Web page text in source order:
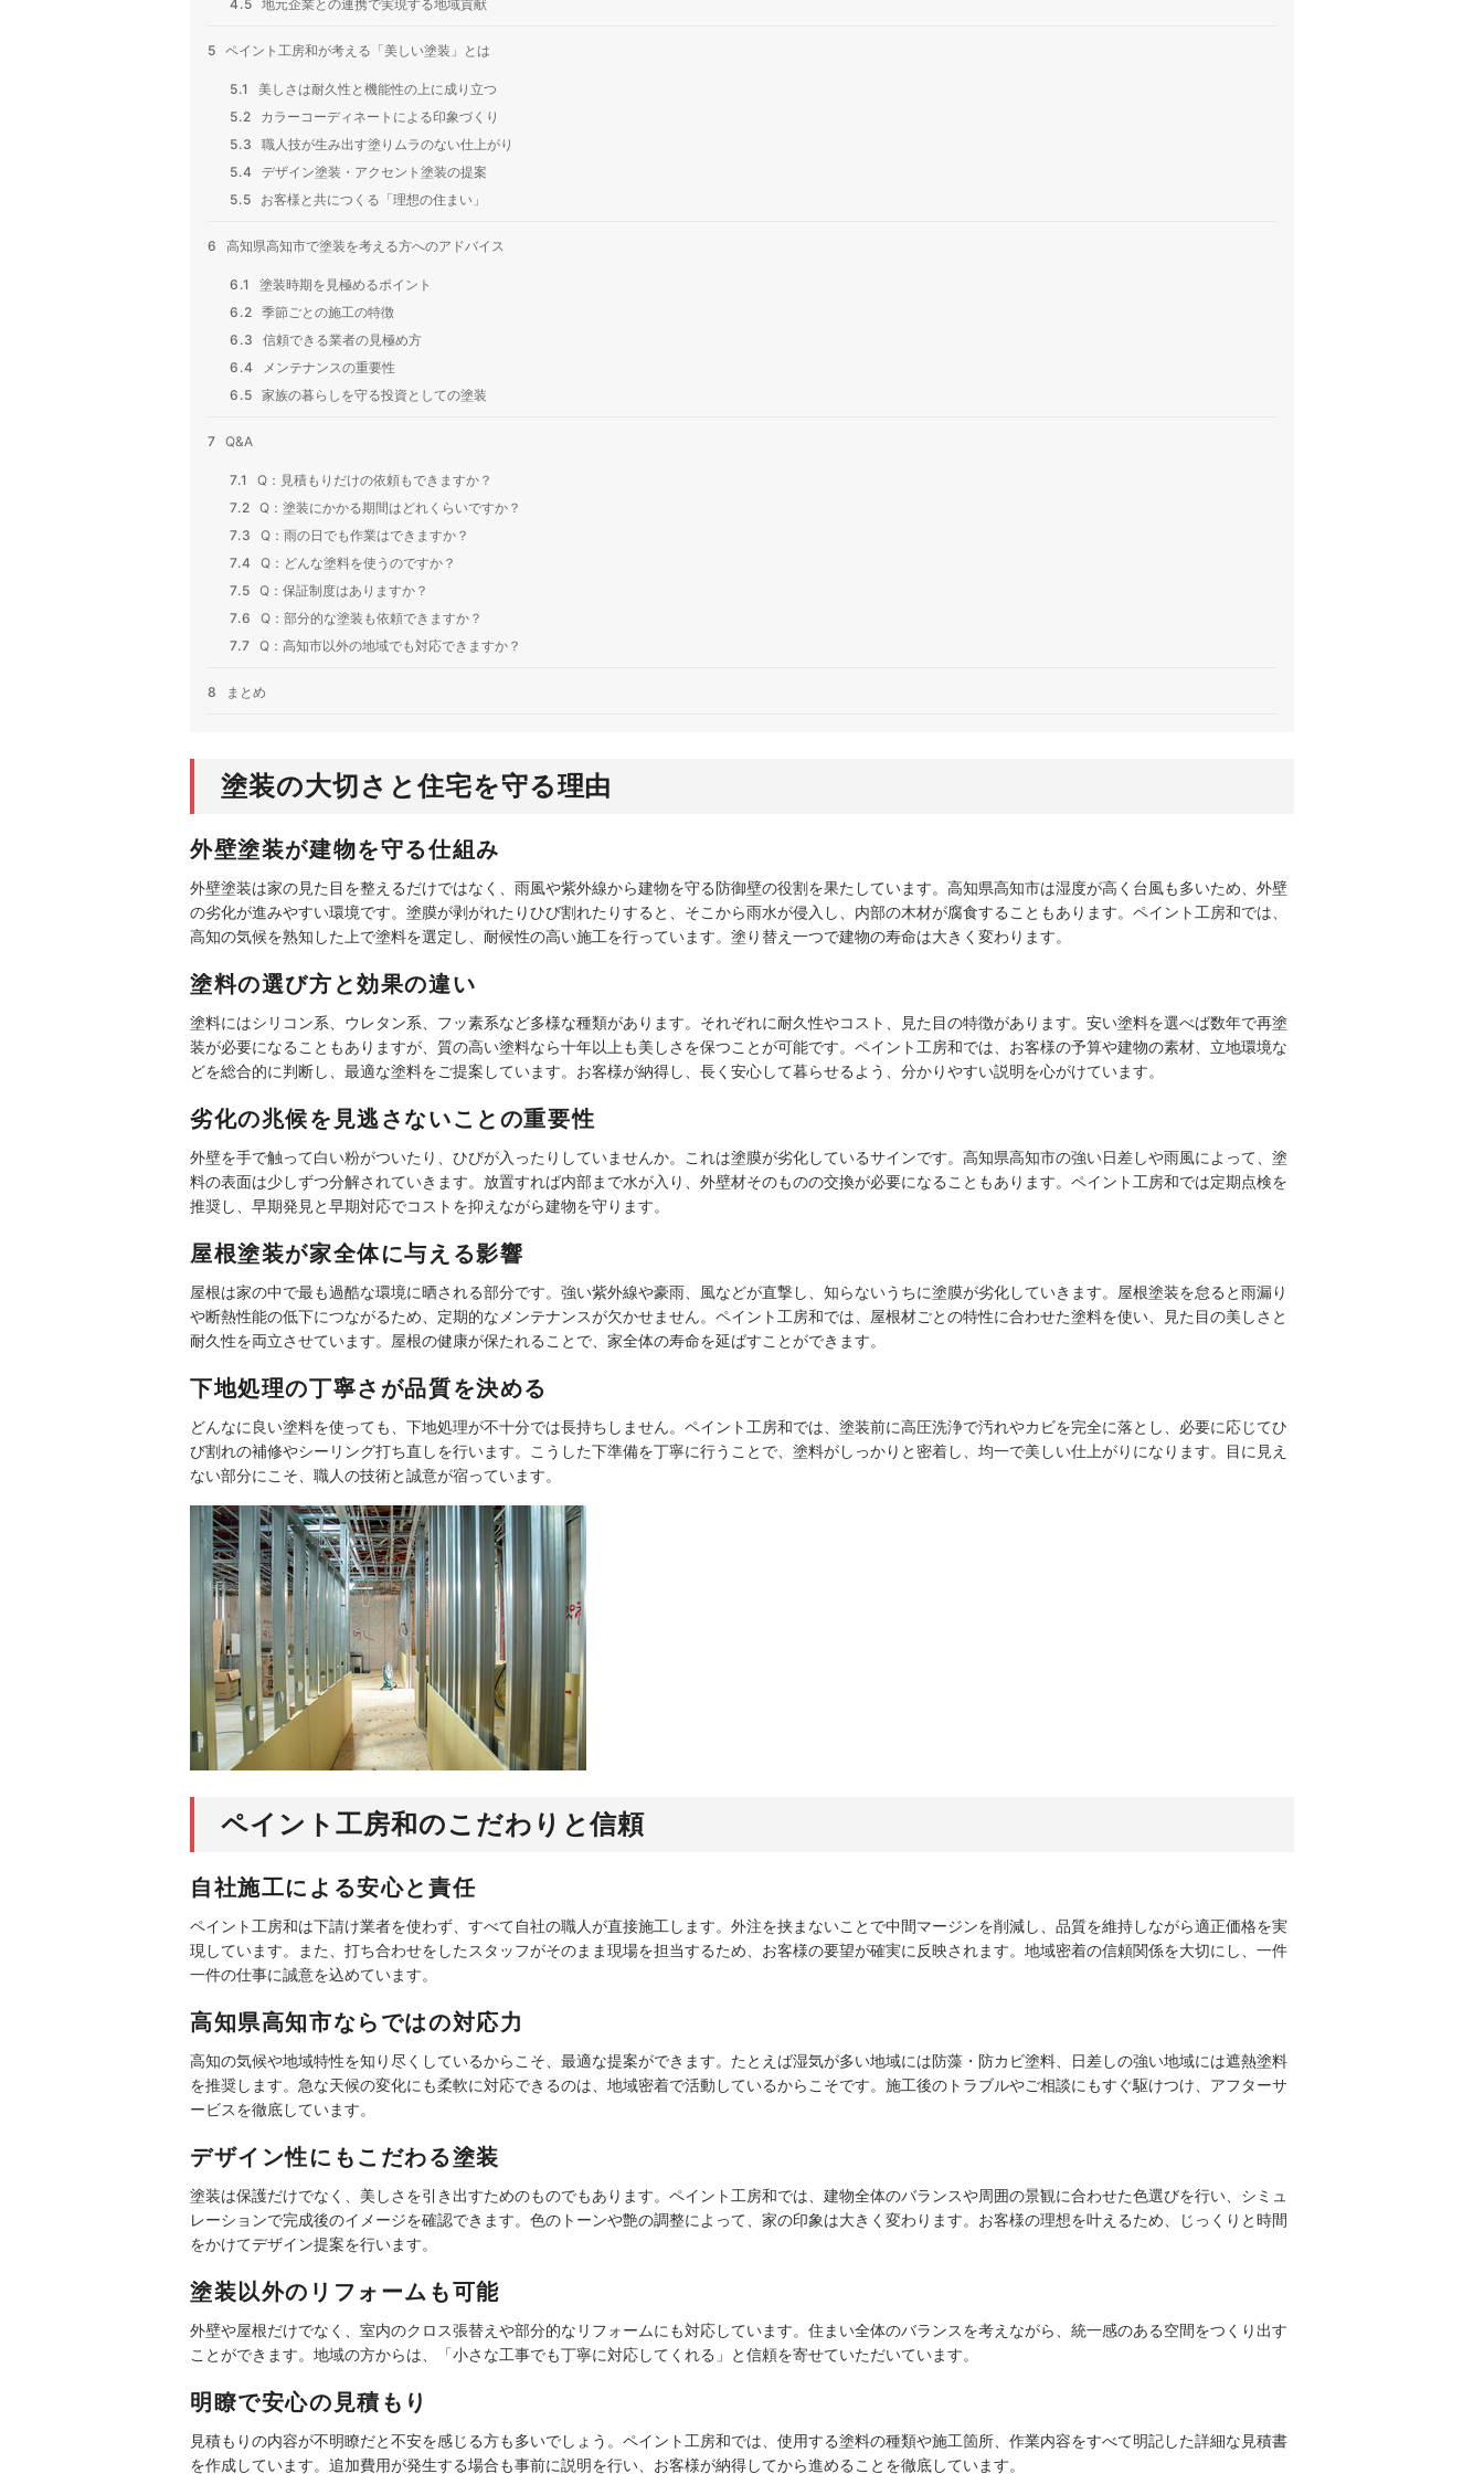
4.5 地元企業との連携で実現する地域貢献
5 ペイント工房和が考える「美しい塗装」とは
5.1
美しさは耐久性と機能性の上に成り立つ
5.2
カラーコーディネートによる印象づくり
5.3
職人技が生み出す塗りムラのない仕上がり
5.4
デザイン塗装・アクセント塗装の提案
5.5
お客様と共につくる「理想の住まい」
6 高知県高知市で塗装を考える方へのアドバイス
6.1
塗装時期を見極めるポイント
6.2 季節ごとの施工の特徴
6.3
信頼できる業者の見極め方
6.4
メンテナンスの重要性
6.5 家族の暮らしを守る投資としての塗装
7 Q&A
7.1
Q：見積もりだけの依頼もできますか？
7.2 Q：塗装にかかる期間はどれくらいですか？
7.3
Q：雨の日でも作業はできますか？
7.4
Q：どんな塗料を使うのですか？
7.5 Q：保証制度はありますか？
7.6
Q：部分的な塗装も依頼できますか？
7.7 Q：高知市以外の地域でも対応できますか？
8 まとめ
塗装の大切さと住宅を守る理由
外壁塗装が建物を守る仕組み
外壁塗装は家の見た目を整えるだけではなく、雨風や紫外線から建物を守る防御壁の役割を果たしています。高知県高知市は湿度が高く台風も多いため、外壁
の劣化が進みやすい環境です。塗膜が剥がれたりひび割れたりすると、そこから雨水が侵入し、内部の木材が腐食することもあります。ペイント工房和では、
高知の気候を熟知した上で塗料を選定し、耐候性の高い施工を行っています。塗り替え一つで建物の寿命は大きく変わります。
塗料の選び方と効果の違い
塗料にはシリコン系、ウレタン系、フッ素系など多様な種類があります。それぞれに耐久性やコスト、見た目の特徴があります。安い塗料を選べば数年で再塗
装が必要になることもありますが、質の高い塗料なら十年以上も美しさを保つことが可能です。ペイント工房和では、お客様の予算や建物の素材、立地環境な
どを総合的に判断し、最適な塗料をご提案しています。お客様が納得し、長く安心して暮らせるよう、分かりやすい説明を心がけています。
劣化の兆候を見逃さないことの重要性
外壁を手で触って白い粉がついたり、ひびが入ったりしていませんか。これは塗膜が劣化しているサインです。高知県高知市の強い日差しや雨風によって、塗
料の表面は少しずつ分解されていきます。放置すれば内部まで水が入り、外壁材そのものの交換が必要になることもあります。ペイント工房和では定期点検を
推奨し、早期発見と早期対応でコストを抑えながら建物を守ります。
屋根塗装が家全体に与える影響
屋根は家の中で最も過酷な環境に晒される部分です。強い紫外線や豪雨、風などが直撃し、知らないうちに塗膜が劣化していきます。屋根塗装を怠ると雨漏り
や断熱性能の低下につながるため、定期的なメンテナンスが欠かせません。ペイント工房和では、屋根材ごとの特性に合わせた塗料を使い、見た目の美しさと
耐久性を両立させています。屋根の健康が保たれることで、家全体の寿命を延ばすことができます。
下地処理の丁寧さが品質を決める
どんなに良い塗料を使っても、下地処理が不十分では長持ちしません。ペイント工房和では、塗装前に高圧洗浄で汚れやカビを完全に落とし、必要に応じてひ
び割れの補修やシーリング打ち直しを行います。こうした下準備を丁寧に行うことで、塗料がしっかりと密着し、均一で美しい仕上がりになります。目に見え
ない部分にこそ、職人の技術と誠意が宿っています。
ペイント工房和のこだわりと信頼
自社施工による安心と責任
ペイント工房和は下請け業者を使わず、すべて自社の職人が直接施工します。外注を挟まないことで中間マージンを削減し、品質を維持しながら適正価格を実
現しています。また、打ち合わせをしたスタッフがそのまま現場を担当するため、お客様の要望が確実に反映されます。地域密着の信頼関係を大切にし、一件
一件の仕事に誠意を込めています。
高知県高知市ならではの対応力
高知の気候や地域特性を知り尽くしているからこそ、最適な提案ができます。たとえば湿気が多い地域には防藻・防カビ塗料、日差しの強い地域には遮熱塗料
を推奨します。急な天候の変化にも柔軟に対応できるのは、地域密着で活動しているからこそです。施工後のトラブルやご相談にもすぐ駆けつけ、アフターサ
ービスを徹底しています。
デザイン性にもこだわる塗装
塗装は保護だけでなく、美しさを引き出すためのものでもあります。ペイント工房和では、建物全体のバランスや周囲の景観に合わせた色選びを行い、シミュ
レーションで完成後のイメージを確認できます。色のトーンや艶の調整によって、家の印象は大きく変わります。お客様の理想を叶えるため、じっくりと時間
をかけてデザイン提案を行います。
塗装以外のリフォームも可能
外壁や屋根だけでなく、室内のクロス張替えや部分的なリフォームにも対応しています。住まい全体のバランスを考えながら、統一感のある空間をつくり出す
ことができます。地域の方からは、「小さな工事でも丁寧に対応してくれる」と信頼を寄せていただいています。
明瞭で安心の見積もり
見積もりの内容が不明瞭だと不安を感じる方も多いでしょう。ペイント工房和では、使用する塗料の種類や施工箇所、作業内容をすべて明記した詳細な見積書
を作成しています。追加費用が発生する場合も事前に説明を行い、お客様が納得してから進めることを徹底しています。